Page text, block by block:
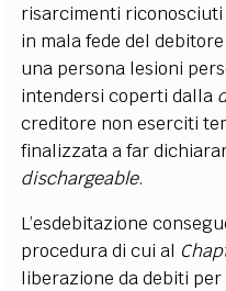
risarcimenti riconosciuti
in mala fede del
una persona lesioni
intendersi coperti dalla
creditore non eserciti
finalizzata a far
dischargeable.
L’esdebitazione
procedura di cui al
liberazione da debiti